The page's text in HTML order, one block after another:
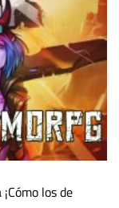
los de